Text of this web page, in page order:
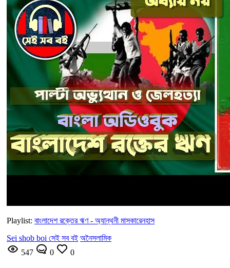
Playlist: বাংলাদেশ রক্তের ঋণ - অ্যান্থনী মাসকারেনহাস
Sei shob boi সেই সব বই অনৈসলামিক
547
0 0